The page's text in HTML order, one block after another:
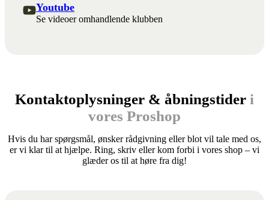
Youtube
Se videoer omhandlende klubben
Kontaktoplysninger & åbningstider i
vores Proshop
Hvis du har spørgsmål, ønsker rådgivning eller blot vil tale med os,
er vi klar til at hjælpe. Ring, skriv eller kom forbi i vores shop – vi
glæder os til at høre fra dig!